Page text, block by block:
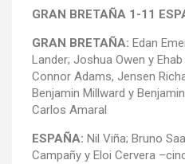
GRAN BRETAÑA 1-11
GRAN BRETAÑA: Edan
Lander; Joshua Owen y
Connor Adams, Jensen
Benjamin Millward y
Carlos Amaral
ESPAÑA: Nil Viña; Bruno
Campañy y Eloi Cervera